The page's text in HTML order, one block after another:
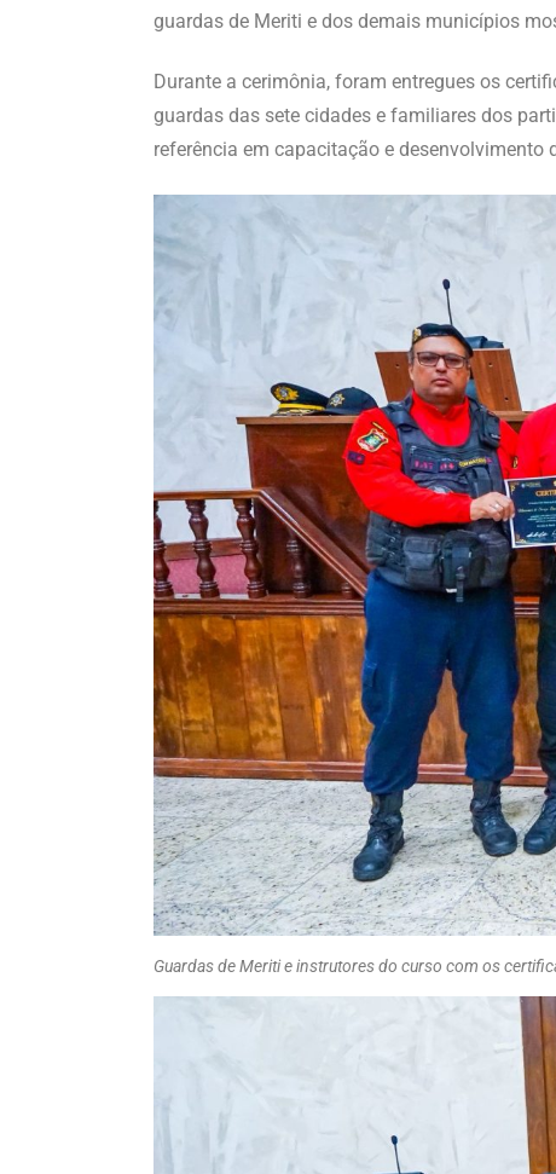
guardas de Meriti e dos demais municípios
Durante a cerimônia, foram entregues os
guardas das sete cidades e familiares dos
referência em capacitação e
Guardas de Meriti e instrutores do curso com os